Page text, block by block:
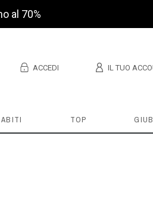
al 70%
ACCEDI IL TUO
ABITI TOP